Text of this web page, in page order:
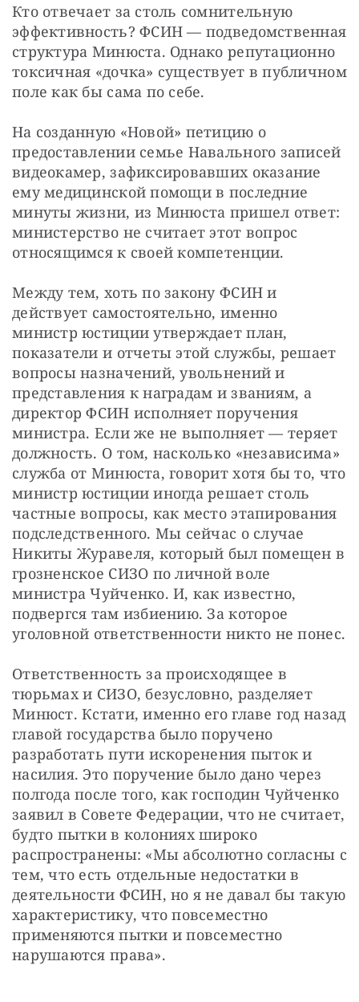
Кто отвечает за столь сомнительную
эффективность? ФСИН — подведомственная
структура Минюста. Однако репутационно
токсичная «дочка» существует в публичном
поле как бы сама по себе.
На созданную «Новой» петицию о
предоставлении семье Навального записей
видеокамер, зафиксировавших оказание
ему медицинской помощи в последние
минуты жизни, из Минюста пришел ответ:
министерство не считает этот вопрос
относящимся к своей компетенции.
Между тем, хоть по закону ФСИН и
действует самостоятельно, именно
министр юстиции утверждает план,
показатели и отчеты этой службы, решает
вопросы назначений, увольнений и
представления к наградам и званиям, а
директор ФСИН исполняет поручения
министра. Если же не выполняет — теряет
должность. О том, насколько «независима»
служба от Минюста, говорит хотя бы то, что
министр юстиции иногда решает столь
частные вопросы, как место этапирования
подследственного. Мы сейчас о случае
Никиты Журавеля, который был помещен в
грозненское СИЗО по личной воле
министра Чуйченко. И, как известно,
подвергся там избиению. За которое
уголовной ответственности никто не понес.
Ответственность за происходящее в
тюрьмах и СИЗО, безусловно, разделяет
Минюст. Кстати, именно его главе год назад
главой государства было поручено
разработать пути искоренения пыток и
насилия. Это поручение было дано через
полгода после того, как господин Чуйченко
заявил в Совете Федерации, что не считает,
будто пытки в колониях широко
распространены: «Мы абсолютно согласны с
тем, что есть отдельные недостатки в
деятельности ФСИН, но я не давал бы такую
характеристику, что повсеместно
применяются пытки и повсеместно
нарушаются права».